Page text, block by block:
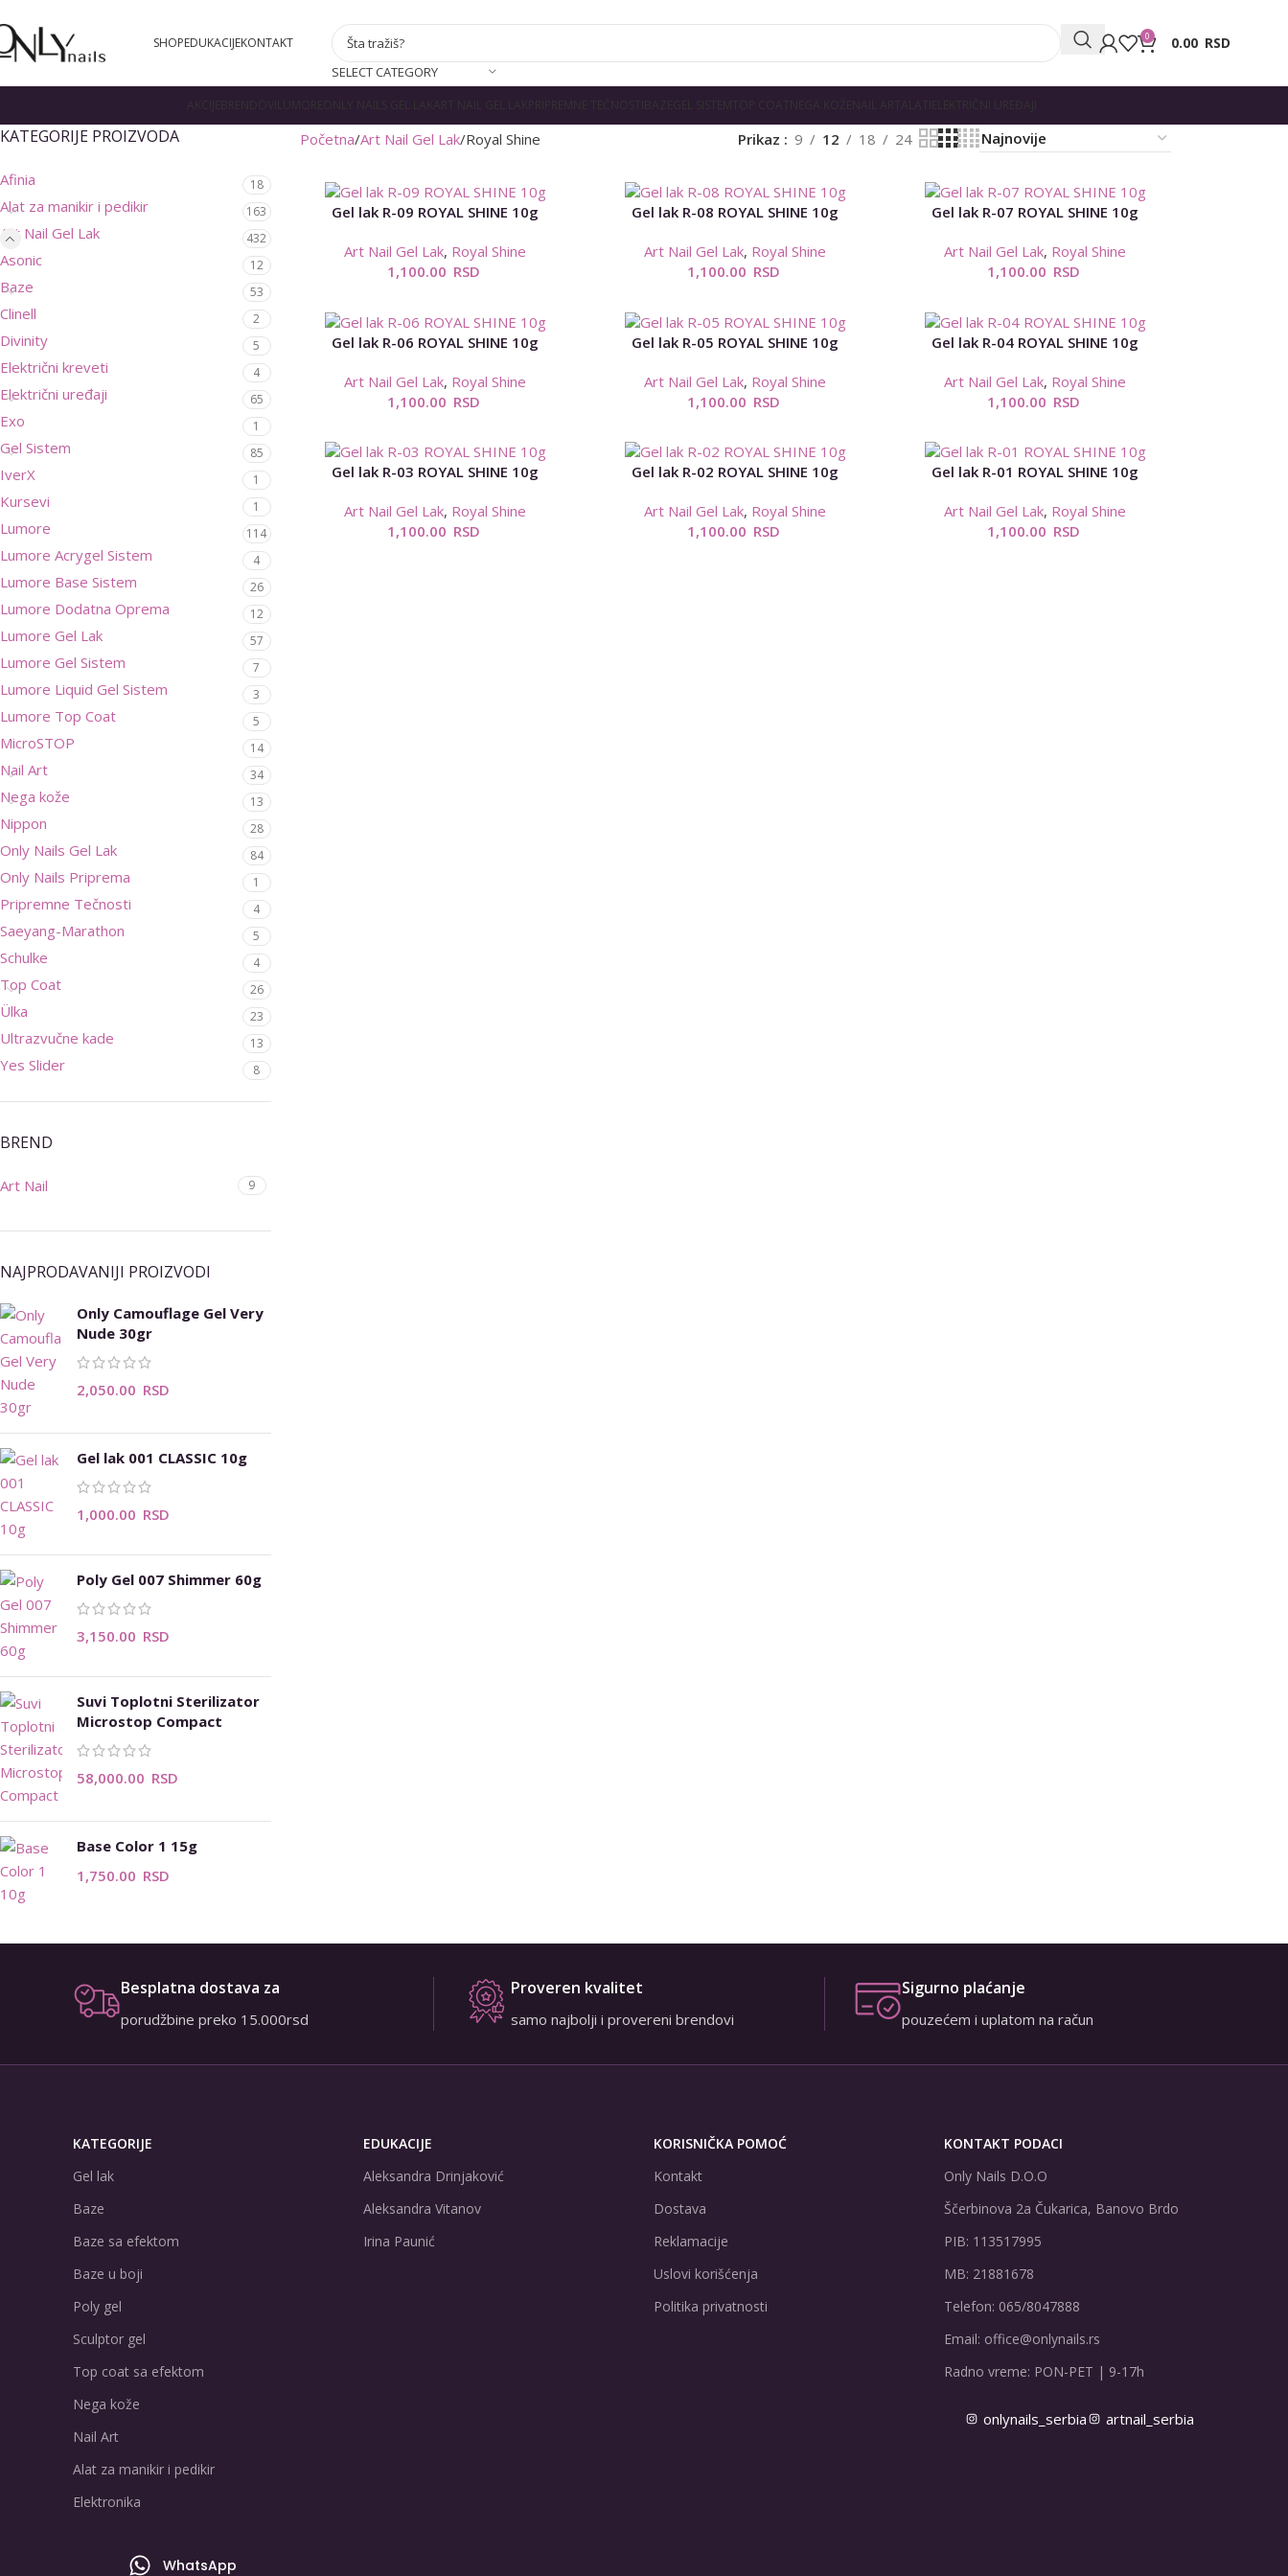
SHOPEDUKACIJEKONTAKT
SELECT CATEGORY
0 0.00 RSD
BRENDOVI LUMORE ONLY NAILS GEL LAK ART NAIL GEL LAK PRIPREMNE TEČNOSTI BAZE GEL SISTEM NEGA KOŽE NAIL ART ALATI ELEKTRIČNI UREĐAJI
KATEGORIJE PROIZVODA
Afinia 18
Alat za manikir i pedikir 163
Art Nail Gel Lak 432
Asonic 12
Baze 53
Clinell 2
Divinity 5
Električni kreveti 4
Električni uređaji 65
Exo 1
Gel Sistem 85
IverX 1
Kursevi 1
Lumore 114
Lumore Acrygel Sistem 4
Lumore Base Sistem 26
Lumore Dodatna Oprema 12
Lumore Gel Lak 57
Lumore Gel Sistem 7
Lumore Liquid Gel Sistem 3
Lumore Top Coat 5
MicroSTOP 14
Nail Art 34
Nega kože 13
Nippon 28
Only Nails Gel Lak 84
Only Nails Priprema 1
Pripremne Tečnosti 4
Saeyang-Marathon 5
Schulke 4
Top Coat 26
Ülka 23
Ultrazvučne kade 13
Yes Slider 8
BREND
Art Nail 9
NAJPRODAVANIJI PROIZVODI
Only Camouflage Gel Very
Nude 30gr
2,050.00 RSD
Gel lak 001 CLASSIC 10g
1,000.00 RSD
Poly Gel 007 Shimmer 60g
3,150.00 RSD
Suvi Toplotni Sterilizator
Microstop Compact
58,000.00 RSD
Base Color 1 15g
1,750.00 RSD
Početna Art Nail Gel Lak Royal Shine Prikaz 9 12 18 24
Gel lak R-09 ROYAL SHINE 10g
Art Nail Gel Lak, Royal Shine
1,100.00 RSD
Gel lak R-08 ROYAL SHINE 10g
Art Nail Gel Lak, Royal Shine
1,100.00 RSD
Gel lak R-07 ROYAL SHINE 10g
Art Nail Gel Lak, Royal Shine
1,100.00 RSD
Gel lak R-06 ROYAL SHINE 10g
Art Nail Gel Lak, Royal Shine
1,100.00 RSD
Gel lak R-05 ROYAL SHINE 10g
Art Nail Gel Lak, Royal Shine
1,100.00 RSD
Gel lak R-04 ROYAL SHINE 10g
Art Nail Gel Lak, Royal Shine
1,100.00 RSD
Gel lak R-03 ROYAL SHINE 10g
Art Nail Gel Lak, Royal Shine
1,100.00 RSD
Gel lak R-02 ROYAL SHINE 10g
Art Nail Gel Lak, Royal Shine
1,100.00 RSD
Gel lak R-01 ROYAL SHINE 10g
Art Nail Gel Lak, Royal Shine
1,100.00 RSD
Besplatna dostava za
porudžbine preko 15.000rsd
Proveren kvalitet
samo najbolji i provereni brendovi
Sigurno plaćanje
pouzećem i uplatom na račun
KATEGORIJE
Gel lak
Baze
Baze sa efektom
Baze u boji
Poly gel
Sculptor gel
Top coat sa efektom
Nega kože
Nail Art
Alat za manikir i pedikir
Elektronika
EDUKACIJE
Aleksandra Drinjaković
Aleksandra Vitanov
Irina Paunić
KORISNIČKA POMOĆ
Kontakt
Dostava
Reklamacije
Uslovi korišćenja
Politika privatnosti
KONTAKT PODACI
Only Nails D.O.O
Ščerbinova 2a Čukarica, Banovo Brdo
PIB: 113517995
MB: 21881678
Telefon: 065/8047888
Email: office@onlynails.rs
Radno vreme: PON-PET | 9-17h
onlynails_serbia artnail_serbia
WhatsApp